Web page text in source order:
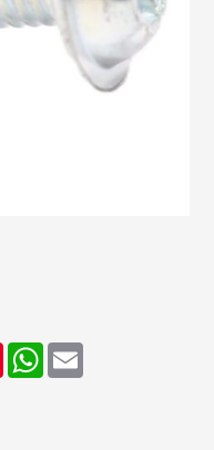
PinterestWhatsApp
Email